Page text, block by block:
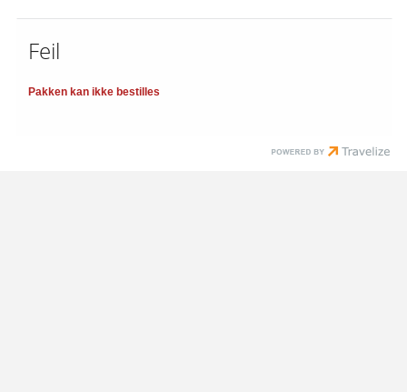
Feil
Pakken kan ikke bestilles